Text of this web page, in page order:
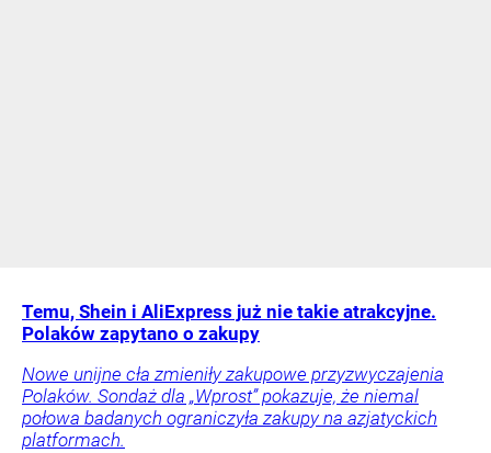
Temu, Shein i AliExpress już nie takie atrakcyjne.
Polaków zapytano o zakupy
Nowe unijne cła zmieniły zakupowe przyzwyczajenia
Polaków. Sondaż dla „Wprost” pokazuje, że niemal
połowa badanych ograniczyła zakupy na azjatyckich
platformach.